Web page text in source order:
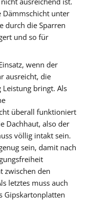
Dämmschicht unter
durch die Sparren
und so für
wenn der
ausreicht, die
bringt. Als
überall funktioniert
Dachhaut, also der
völlig intakt sein.
sein, damit nach
zwischen den
letztes muss auch
Gipskartonplatten